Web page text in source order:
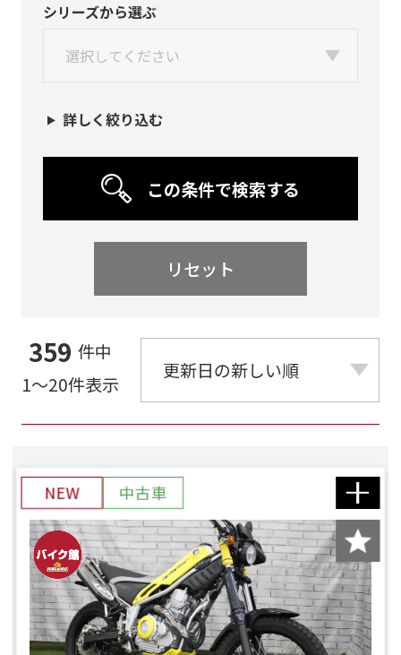
シリーズから選ぶ
詳しく絞り込む
この条件で検索する
リセット
359 件中
1～20件表示
NEW 中古車